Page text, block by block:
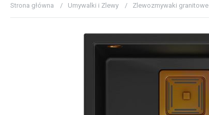
Strona główna Umywalki i Zlewy Zlewozmywaki granitowe